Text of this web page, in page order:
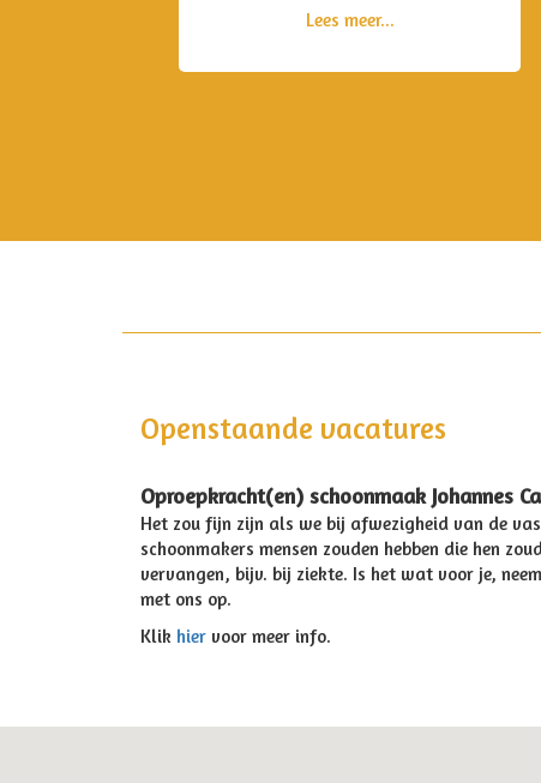
Lees meer...
Openstaande vacatures
Oproepkracht(en) schoonmaak Johannes
Het zou fijn zijn als we bij afwezigheid van de
schoonmakers mensen zouden hebben die hen
vervangen, bijv. bij ziekte. Is het wat voor je,
met ons op.
Klik hier voor meer info.